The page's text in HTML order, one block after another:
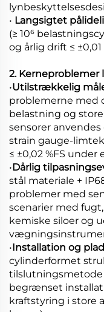
• Langsigtet
(≥ 10⁶
og årlig drift ≤ ±0,01
2. Kerneproblemer
•Utilstrækkelig
problemerne med
belastning og
sensorer
strain gauge-
≤ ±0,02 %FS
•Dårlig
stål materiale +
problemer med
scenarier med
kemiske siloer og
•Installation og
cylinderformet
tilslutningsmetode
begrænset
kraftstyring i store